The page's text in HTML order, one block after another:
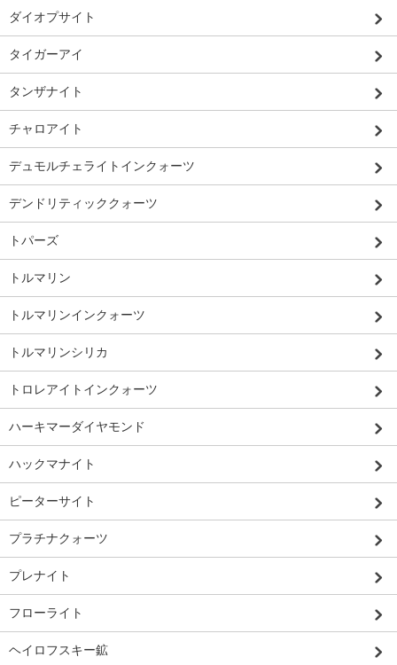
ダイオプサイト
タイガーアイ
タンザナイト
チャロアイト
デュモルチェライトインクォーツ
デンドリティッククォーツ
トパーズ
トルマリン
トルマリンインクォーツ
トルマリンシリカ
トロレアイトインクォーツ
ハーキマーダイヤモンド
ハックマナイト
ピーターサイト
プラチナクォーツ
プレナイト
フローライト
ヘイロフスキー鉱